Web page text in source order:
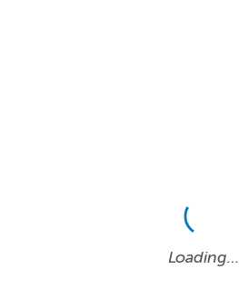
Loading…